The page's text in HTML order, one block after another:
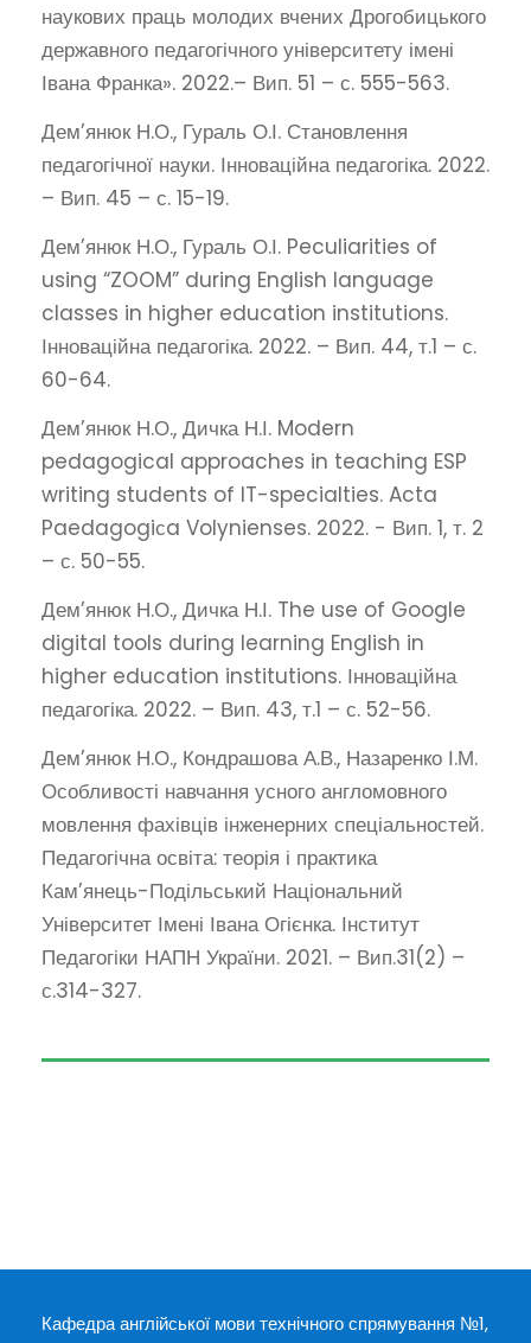
наукових праць молодих вчених Дрогобицького
державного педагогічного університету імені
Івана Франка». 2022.– Вип. 51 – с. 555-563.
Дем’янюк Н.О., Гураль О.І. Становлення
педагогічної науки. Інноваційна педагогіка. 2022.
– Вип. 45 – с. 15-19.
Дем’янюк Н.О., Гураль О.І. Peculiarities of
using “ZOOM” during English language
classes in higher education institutions.
Інноваційна педагогіка. 2022. – Вип. 44, т.1 – с.
60-64.
Дем’янюк Н.О., Дичка Н.І. Modern
pedagogical approaches in teaching ESP
writing students of IT-specialties. Acta
Paedagogiсa Volynienses. 2022. - Вип. 1, т. 2
– с. 50-55.
Дем’янюк Н.О., Дичка Н.І. The use of Google
digital tools during learning English in
higher education institutions. Інноваційна
педагогіка. 2022. – Вип. 43, т.1 – с. 52-56.
Дем’янюк Н.О., Кондрашова А.В., Назаренко І.М.
Особливості навчання усного англомовного
мовлення фахівців інженерних спеціальностей.
Педагогічна освіта: теорія і практика
Кам’янець-Подільський Національний
Університет Імені Івана Огієнка. Інститут
Педагогіки НАПН України. 2021. – Вип.31(2) –
с.314-327.
Кафедра англійської мови технічного спрямування №1,